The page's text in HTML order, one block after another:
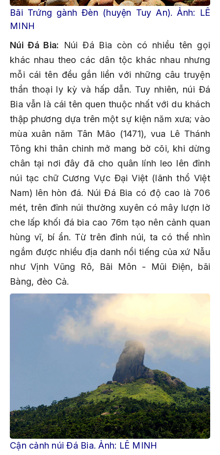
Bãi Trứng gành Đèn (huyện Tuy An). Ảnh: LÊ
MINH
Núi Đá Bia: Núi Đá Bia còn có nhiều tên gọi
khác nhau theo các dân tộc khác nhau nhưng
mỗi cái tên đều gắn liền với những câu truyện
thần thoại ly kỳ và hấp dẫn. Tuy nhiên, núi Đá
Bia vẫn là cái tên quen thuộc nhất với du khách
thập phương dựa trên một sự kiện năm xưa; vào
mùa xuân năm Tân Mão (1471), vua Lê Thánh
Tông khi thân chinh mở mang bờ cõi, khi dừng
chân tại nơi đây đã cho quân lính leo lên đỉnh
núi tạc chữ Cương Vực Đại Việt (lãnh thổ Việt
Nam) lên hòn đá. Núi Đá Bia có độ cao là 706
mét, trên đỉnh núi thường xuyên có mây lượn lờ
che lấp khối đá bia cao 76m tạo nên cảnh quan
hùng vĩ, bí ẩn. Từ trên đỉnh núi, ta có thể nhìn
ngắm được nhiều địa danh nổi tiếng của xứ Nẫu
như Vịnh Vũng Rô, Bãi Môn - Mũi Điện, bãi
Bàng, đèo Cả.
Cận cảnh núi Đá Bia. Ảnh: LÊ MINH